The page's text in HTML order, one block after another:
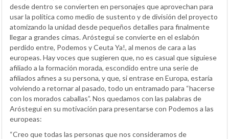
desde dentro se convierten en personajes que aprovechan para
usar la política como medio de sustento y de división del proyecto
atomizando la unidad desde pequeños detalles para finalmente
llegar a grandes cimas. Aróstegui se convierte en el eslabón
perdido entre, Podemos y Ceuta Ya!, al menos de cara a las
europeas. Hay voces que sugieren que, no es casual que siguiese
afiliado a la formación morada, escondido entre una serie de
afiliados afines a su persona, y que, si entrase en Europa, estaría
volviendo a retornar al pasado, todo un entramado para “hacerse
con los morados caballas”. Nos quedamos con las palabras de
Aróstegui en su motivación para presentarse con Podemos a las
europeas:
“Creo que todas las personas que nos consideramos de